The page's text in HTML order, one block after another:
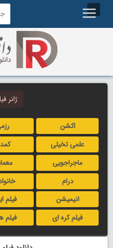
ژانر
اکشن
علمی تخیلی
ماجراجویی
درام
انیمیشن
فیلم
فیلم کره ای
فیلم